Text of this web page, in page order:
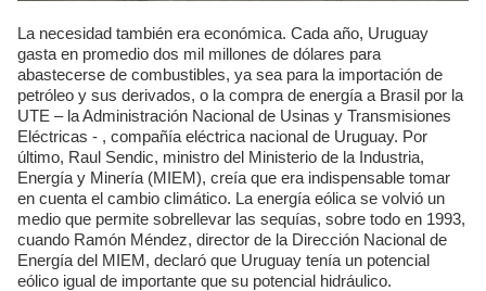
La necesidad también era económica. Cada año, Uruguay
gasta en promedio dos mil millones de dólares para
abastecerse de combustibles, ya sea para la importación de
petróleo y sus derivados, o la compra de energía a Brasil por la
UTE – la Administración Nacional de Usinas y Transmisiones
Eléctricas - , compañía eléctrica nacional de Uruguay. Por
último, Raul Sendic, ministro del Ministerio de la Industria,
Energía y Minería (MIEM), creía que era indispensable tomar
en cuenta el cambio climático. La energía eólica se volvió un
medio que permite sobrellevar las sequías, sobre todo en 1993,
cuando Ramón Méndez, director de la Dirección Nacional de
Energía del MIEM, declaró que Uruguay tenía un potencial
eólico igual de importante que su potencial hidráulico.